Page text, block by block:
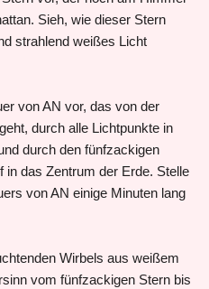
Sieh, wie dieser Stern
strahlend weißes Licht
von AN vor, das von der
durch alle Lichtpunkte in
durch den fünfzackigen
in das Zentrum der Erde. Stelle
von AN einige Minuten lang
Wirbels aus weißem
vom fünfzackigen Stern bis